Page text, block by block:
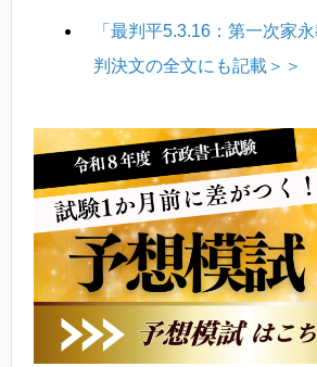
「最判平5.3.16：第一次家
判決文の全文にも記載＞＞